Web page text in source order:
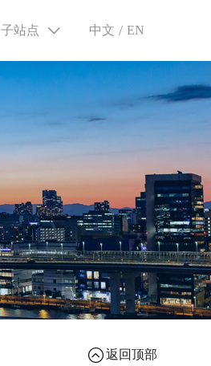
子站点 中文 / EN
返回顶部